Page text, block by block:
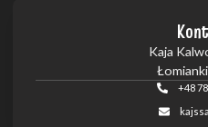
Kaja
+48